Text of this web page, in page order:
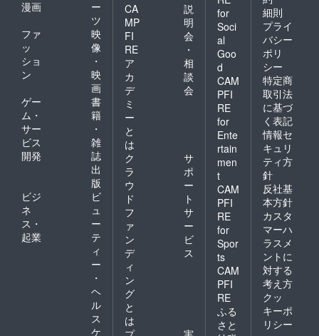
漫画
ー
ツ
ファ
ッ
ショ
ン
映
像
・
映
画
ゲー
ム・
サー
ビス
開発
書
籍
・
雑
誌
出
版
ビジ
ネ
ス・
起業
ビ
ュ
ー
テ
ィ
ー
・
ヘ
ル
ス
ケ
CA
MP
FI
RE
ア
カ
デ
ミ
ー
と
は
説
明
会
・
相
談
会
ク
ラ
ウ
ド
フ
ァ
ン
デ
ィ
ン
グ
と
は
サ
ポ
ー
ト
サ
ー
ビ
ス
for
Soci
al
Goo
d
CAM
PFI
RE
for
Ente
rtain
men
t
CAM
PFI
RE
for
Spor
ts
CAM
PFI
RE
ふる
さと
細則
プライ
バシー
ポリ
シー
特定商
取引法
に基づ
く表記
情報セ
キュリ
ティ方
針
反社基
本方針
カスタ
マーハ
ラスメ
ントに
対する
考え方
クッ
キーポ
リシー